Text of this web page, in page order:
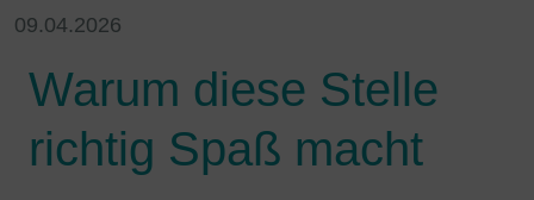
09.04.2026
Warum diese Stelle
richtig Spaß macht